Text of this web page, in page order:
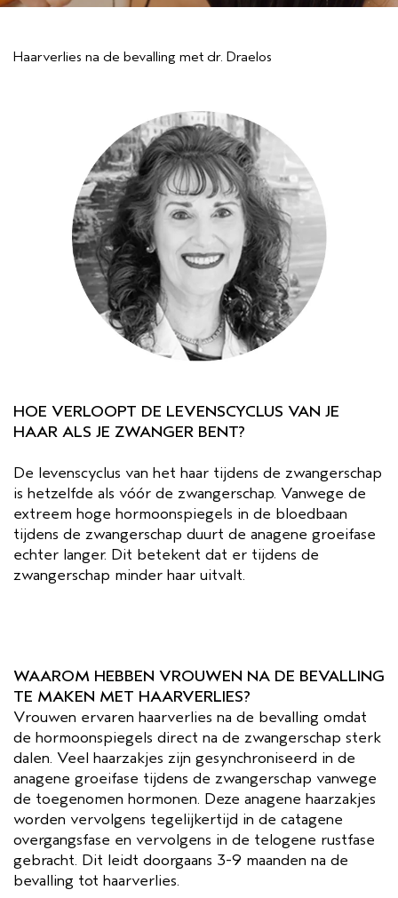
Haarverlies na de bevalling met dr. Draelos
HOE VERLOOPT DE LEVENSCYCLUS VAN JE
HAAR ALS JE ZWANGER BENT?
De levenscyclus van het haar tijdens de zwangerschap
is hetzelfde als vóór de zwangerschap. Vanwege de
extreem hoge hormoonspiegels in de bloedbaan
tijdens de zwangerschap duurt de anagene groeifase
echter langer. Dit betekent dat er tijdens de
zwangerschap minder haar uitvalt.
WAAROM HEBBEN VROUWEN NA DE BEVALLING
TE MAKEN MET HAARVERLIES?
Vrouwen ervaren haarverlies na de bevalling omdat
de hormoonspiegels direct na de zwangerschap sterk
dalen. Veel haarzakjes zijn gesynchroniseerd in de
anagene groeifase tijdens de zwangerschap vanwege
de toegenomen hormonen. Deze anagene haarzakjes
worden vervolgens tegelijkertijd in de catagene
overgangsfase en vervolgens in de telogene rustfase
gebracht. Dit leidt doorgaans 3-9 maanden na de
bevalling tot haarverlies.